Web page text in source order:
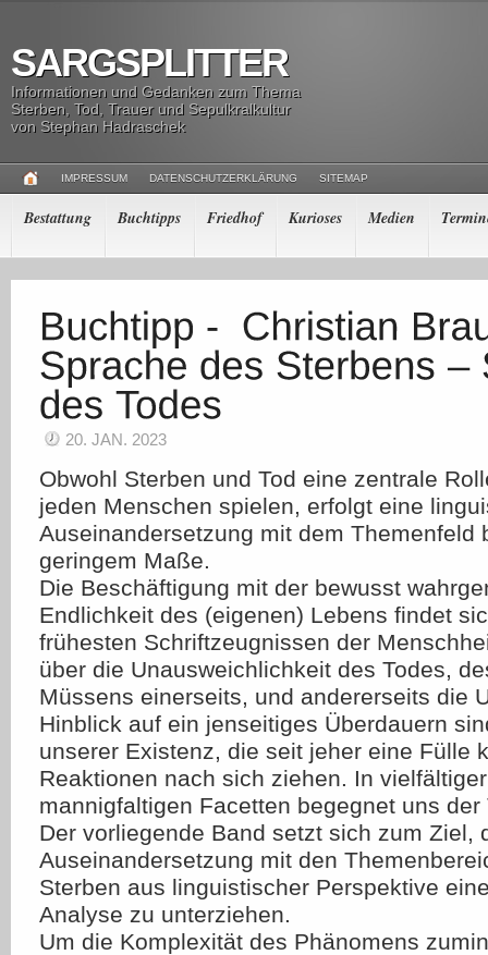
SARGSPLITTER
Informationen und Gedanken zum Thema
Sterben, Tod, Trauer und Sepulkralkultur
von Stephan Hadraschek
IMPRESSUM DATENSCHUTZERKLÄRUNG SITEMAP
Bestattung Buchtipps Friedhof Kurioses Medien
20. JAN. 2023
Obwohl Sterben und Tod eine zentrale
jeden Menschen spielen, erfolgt eine
Auseinandersetzung mit dem Themenfeld
geringem Maße.
Die Beschäftigung mit der bewusst
Endlichkeit des (eigenen) Lebens findet
frühesten Schriftzeugnissen der
über die Unausweichlichkeit des Todes,
Müssens einerseits, und andererseits die
Hinblick auf ein jenseitiges Überdauern
unserer Existenz, die seit jeher eine Fülle
Reaktionen nach sich ziehen. In
mannigfaltigen Facetten begegnet uns der
Der vorliegende Band setzt sich zum Ziel,
Auseinandersetzung mit den
Sterben aus linguistischer Perspektive
Analyse zu unterziehen.
Um die Komplexität des Phänomens